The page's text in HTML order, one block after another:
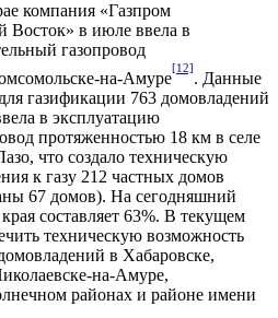
компания «Газпром
Восток» в июле ввела в
газопровод
на-Амуре
[12]
. Данные
газификации 763 домовладений
в эксплуатацию
протяженностью 18 км в селе
что создало техническую
к газу 212 частных домов
67 домов). На сегодняшний
составляет 63%. В текущем
техническую возможность
в Хабаровске,
на-Амуре,
районах и районе имени